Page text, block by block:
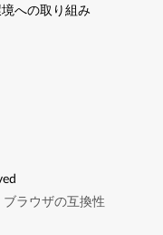
への取り組み
ブラウザの互換性